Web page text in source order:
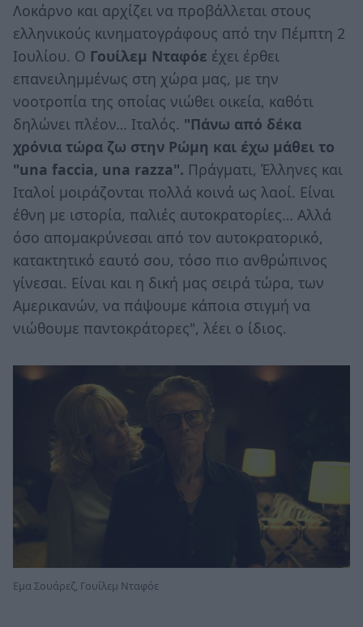
Λοκάρνο και αρχίζει να προβάλλεται στους
ελληνικούς κινηματογράφους από την Πέμπτη 2
Ιουλίου. Ο Γουίλεμ Νταφόε έχει έρθει
επανειλημμένως στη χώρα μας, με την
νοοτροπία της οποίας νιώθει οικεία, καθότι
δηλώνει πλέον… Ιταλός. "Πάνω από δέκα
χρόνια τώρα ζω στην Ρώμη και έχω μάθει το
"una faccia, una razza". Πράγματι, Έλληνες και
Ιταλοί μοιράζονται πολλά κοινά ως λαοί. Είναι
έθνη με ιστορία, παλιές αυτοκρατορίες… Αλλά
όσο απομακρύνεσαι από τον αυτοκρατορικό,
κατακτητικό εαυτό σου, τόσο πιο ανθρώπινος
γίνεσαι. Είναι και η δική μας σειρά τώρα, των
Αμερικανών, να πάψουμε κάποια στιγμή να
νιώθουμε παντοκράτορες", λέει ο ίδιος.
Εμα Σουάρεζ, Γουίλεμ Νταφόε